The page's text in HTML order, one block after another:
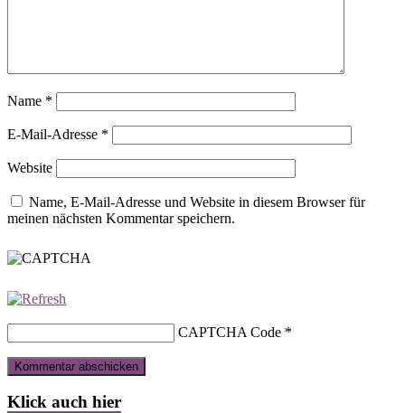
Name *
E-Mail-Adresse *
Website
Name, E-Mail-Adresse und Website in diesem Browser für
meinen nächsten Kommentar speichern.
CAPTCHA Code *
Klick auch hier